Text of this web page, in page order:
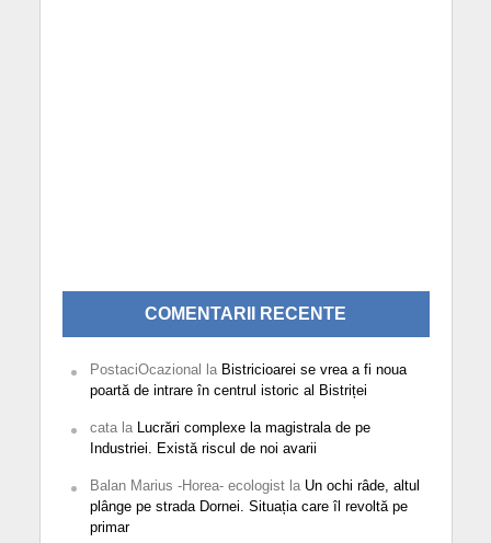
COMENTARII RECENTE
PostaciOcazional la Bistricioarei se vrea a fi noua
poartă de intrare în centrul istoric al Bistriței
catala Lucrări complexe la magistrala de pe
Industriei. Există riscul de noi avarii
Balan Marius -Horea- ecologistla Un ochi râde, altul
plânge pe strada Dornei. Situația care îl revoltă pe
primar